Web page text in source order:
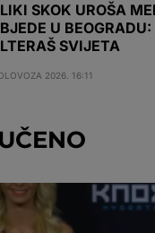
SKOK UROŠA
U
SVIJETA
2026. 16:11